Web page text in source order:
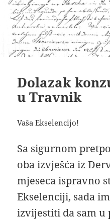
Dolazak
u Travnik
Vaša Ekselencijo!
Sa sigurnom
oba izvješća iz
mjeseca ispravno
Ekselenciji, sada
izvijestiti da sam u